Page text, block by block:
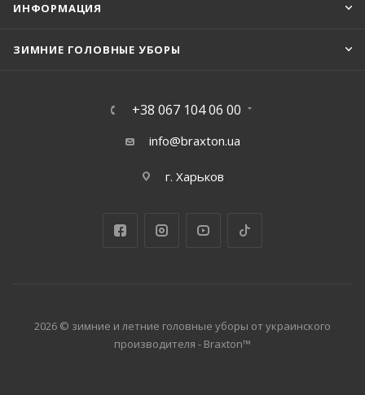
ИНФОРМАЦИЯ
ЗИМНИЕ ГОЛОВНЫЕ УБОРЫ
+38 067 104 06 00
info@braxton.ua
г. Харьков
2026 © зимние и летние головные уборы от украинского
производителя - Braxton™